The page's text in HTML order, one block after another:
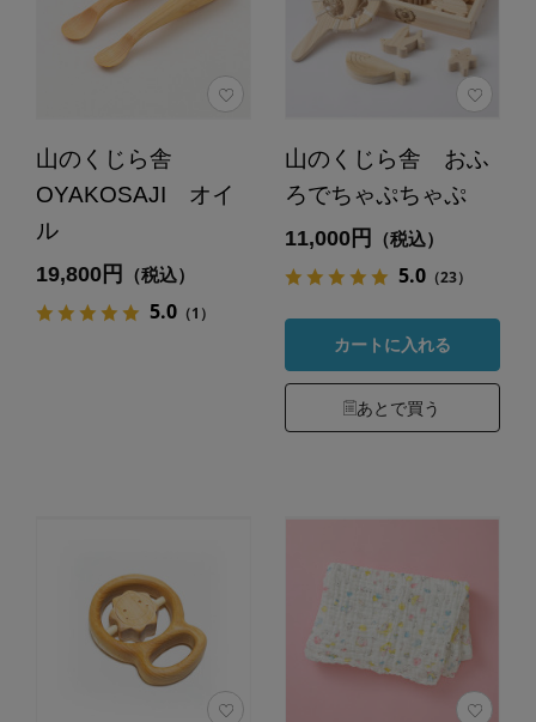
山のくじら舎
OYAKOSAJI オイ
ル
19,800円 （税込）
5.0（1）
山のくじら舎 おふ
ろでちゃぷちゃぷ
11,000円 （税込）
5.0（23）
カートに入れる
あとで買う